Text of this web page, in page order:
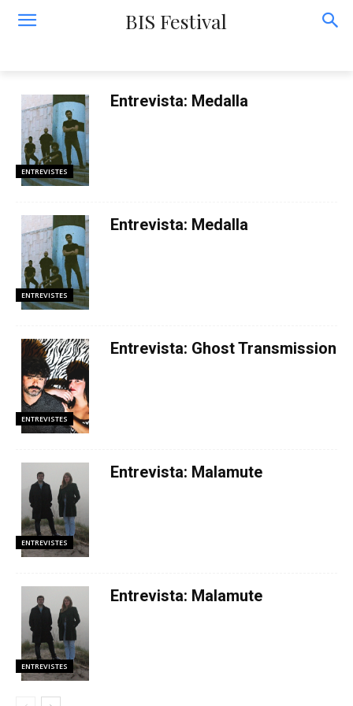
BIS Festival
ENTREVISTES
Entrevista: Medalla
ENTREVISTES
Entrevista: Medalla
ENTREVISTES
Entrevista: Ghost Transmission
ENTREVISTES
Entrevista: Malamute
ENTREVISTES
Entrevista: Malamute